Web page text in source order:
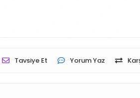
Tavsiye Et Yorum Yaz